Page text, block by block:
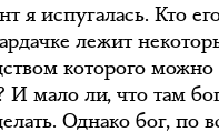
я испугалась. Кто
лежит
которого
И мало ли, что там
Однако бог, по